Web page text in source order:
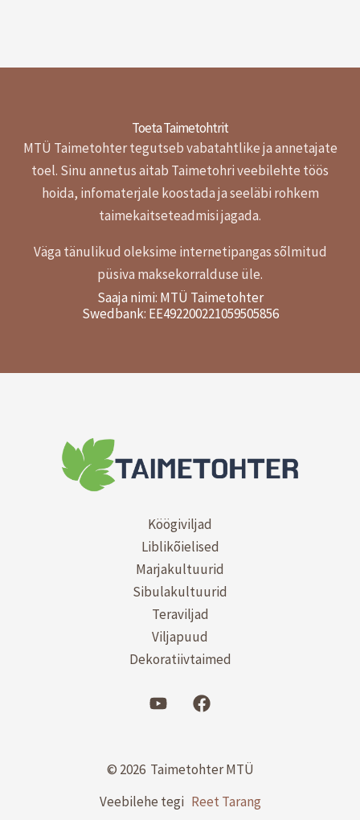
Toeta Taimetohtrit
MTÜ Taimetohter tegutseb vabatahtlike ja annetajate
toel. Sinu annetus aitab Taimetohri veebilehte töös
hoida, infomaterjale koostada ja seeläbi rohkem
taimekaitseteadmisi jagada.
Väga tänulikud oleksime internetipangas sõlmitud
püsiva maksekorralduse üle.
Saaja nimi: MTÜ Taimetohter
Swedbank: EE492200221059505856
Köögiviljad
Liblikõielised
Marjakultuurid
Sibulakultuurid
Teraviljad
Viljapuud
Dekoratiivtaimed
© 2026 Taimetohter MTÜ
Veebilehe tegi Reet Tarang